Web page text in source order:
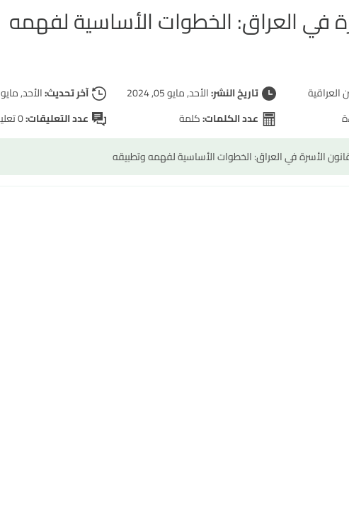
في العراق: الخطوات الأساسية لفهمه
العراقية تاريخ النشر:الأحد, مايو 05, 2024 آخر تحديث:الأحد, مايو 05, 2024
عدد الكلمات:كلمة عدد التعليقات:0 تعليق
الأسرة في العراق: الخطوات الأساسية لفهمه وتطبيقه